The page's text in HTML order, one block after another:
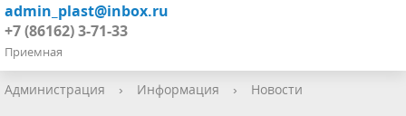
admin_plast@inbox.ru
+7 (86162) 3-71-33
Приемная
Администрация › Информация › Новости